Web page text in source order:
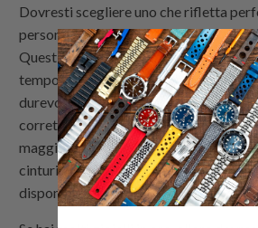
Dovresti scegliere uno che rifletta
personalità e il tuo stile. Considera la
Questi tipi di cinturini per orologi sono
tempo. I cinturini per orologi sono
durevoli, quindi possono durare anni
correttamente. I cinturini per orologi
maggior parte degli outfit, sia formali
cinturini in pelle per il nuovo turtle
disponibili in colori marrone o nero.